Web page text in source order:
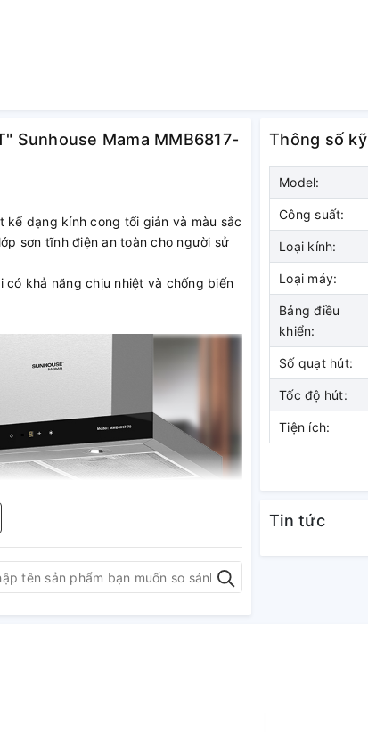
Sunhouse Mama MMB6817-
kế dạng kính cong tối giản và màu sắc
sơn tĩnh điện an toàn cho người sử
có khả năng chịu nhiệt và chống biến
Thông số
Model:
Công suất:
Loại kính:
Loại máy:
Bảng điều
khiển:
Số quạt hút:
Tốc độ hút:
Tiện ích:
Tin tức